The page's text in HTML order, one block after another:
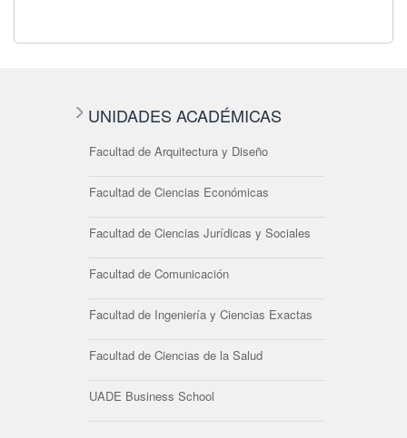
UNIDADES ACADÉMICAS
Facultad de Arquitectura y Diseño
Facultad de Ciencias Económicas
Facultad de Ciencias Jurídicas y Sociales
Facultad de Comunicación
Facultad de Ingeniería y Ciencias Exactas
Facultad de Ciencias de la Salud
UADE Business School